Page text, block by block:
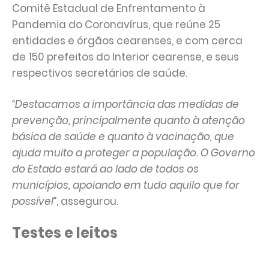
Comitê Estadual de Enfrentamento à
Pandemia do Coronavírus, que reúne 25
entidades e órgãos cearenses, e com cerca
de 150 prefeitos do Interior cearense, e seus
respectivos secretários de saúde.
“Destacamos a importância das medidas de
prevenção, principalmente quanto à atenção
básica de saúde e quanto à vacinação, que
ajuda muito a proteger a população. O Governo
do Estado estará ao lado de todos os
municípios, apoiando em tudo aquilo que for
possível”, assegurou.
Testes e leitos